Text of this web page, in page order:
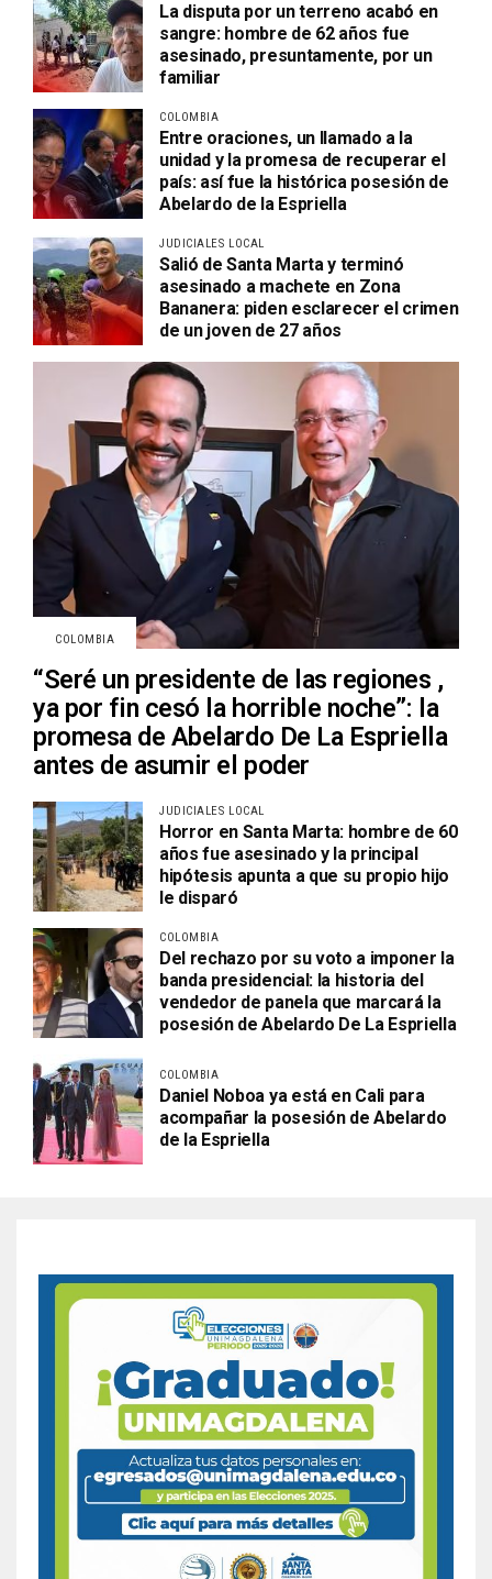
La disputa por un terreno acabó en
sangre: hombre de 62 años fue
asesinado, presuntamente, por un
familiar
COLOMBIA
Entre oraciones, un llamado a la
unidad y la promesa de recuperar el
país: así fue la histórica posesión de
Abelardo de la Espriella
JUDICIALES LOCAL
Salió de Santa Marta y terminó
asesinado a machete en Zona
Bananera: piden esclarecer el crimen
de un joven de 27 años
COLOMBIA
“Seré un presidente de las regiones ,
ya por fin cesó la horrible noche”: la
promesa de Abelardo De La Espriella
antes de asumir el poder
JUDICIALES LOCAL
Horror en Santa Marta: hombre de 60
años fue asesinado y la principal
hipótesis apunta a que su propio hijo
le disparó
COLOMBIA
Del rechazo por su voto a imponer la
banda presidencial: la historia del
vendedor de panela que marcará la
posesión de Abelardo De La Espriella
COLOMBIA
Daniel Noboa ya está en Cali para
acompañar la posesión de Abelardo
de la Espriella